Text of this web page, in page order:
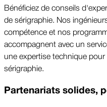
Bénéficiez de conseils
de sérigraphie. Nos
compétence et nos
accompagnent avec un
une expertise technique
sérigraphie.
Partenariats solides,